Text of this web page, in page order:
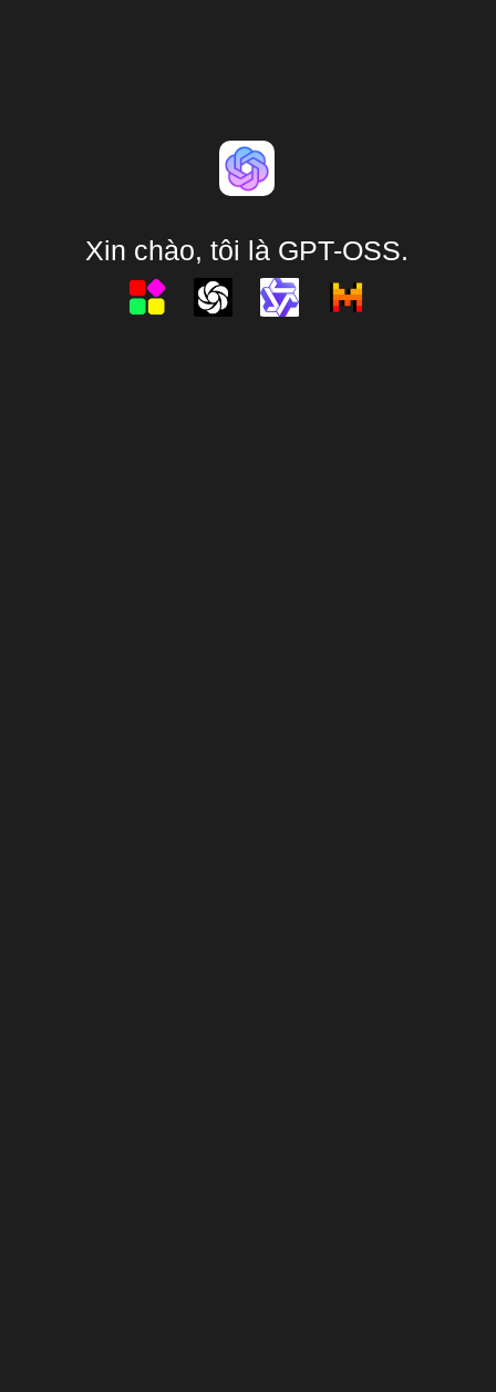
Xin chào, tôi là GPT-OSS.